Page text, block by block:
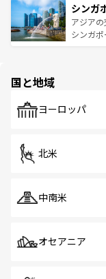
参照して
激する
が待っ
た文化
み、どこ
ており
うな絶
シンガ
アジア
シンガ
で、ホー
国と地域
ヨーロッパ
北米
中南米
オセアニア